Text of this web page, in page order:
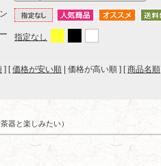
指定なし
] [価格が安い順 | 価格が高い順 ] [商品名順
器と楽しみたい）